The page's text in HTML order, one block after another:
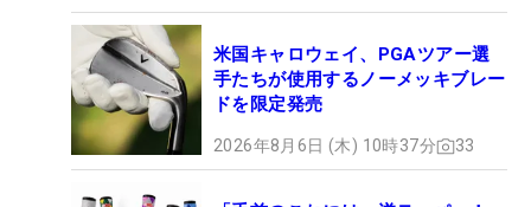
米国キャロウェイ、PGAツアー選
手たちが使用するノーメッキブレー
ドを限定発売
2026年8月6日 (木) 10時37分 33